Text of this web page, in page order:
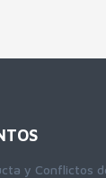
y Conflictos